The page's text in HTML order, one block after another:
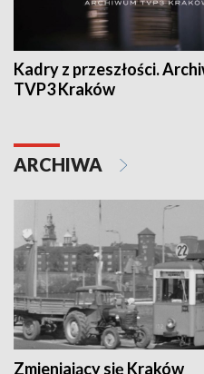
Kadry z przeszłości.
TVP3 Kraków
ARCHIWA
Zmieniający się Kraków